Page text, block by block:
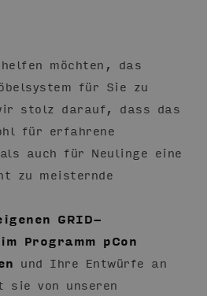
möchten, das
für Sie zu
stolz darauf, dass das
für erfahrene
auch für Neulinge eine
zu meisternde
GRID-
Programm pCon
und Ihre Entwürfe an
sie von unseren